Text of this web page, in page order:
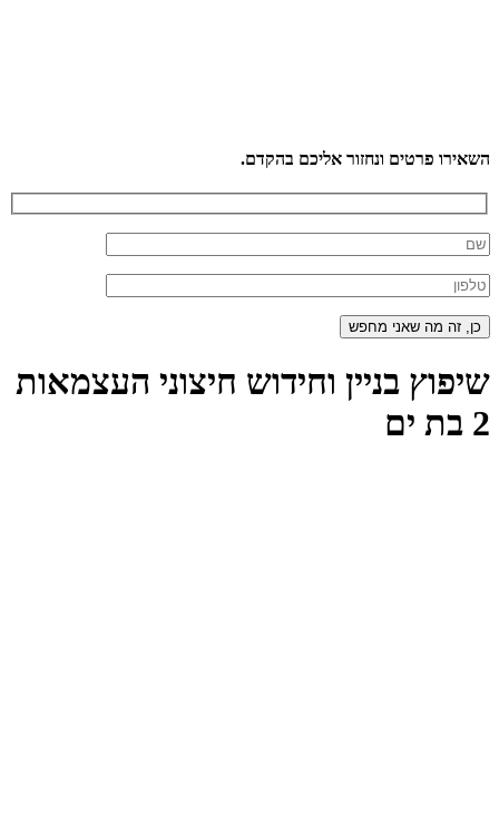
השאירו פרטים ונחזור אליכם בהקדם.
שיפוץ בניין וחידוש חיצוני העצמאות
2 בת ים